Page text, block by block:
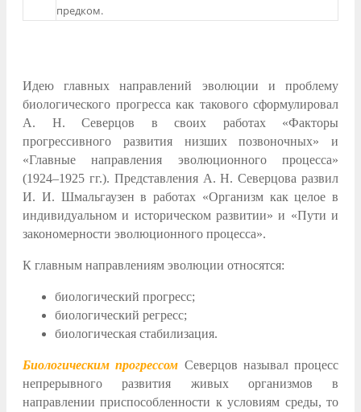
предком.
Идею главных направлений эволюции и проблему
биологического прогресса как такового сформулировал
А. Н. Северцов в своих работах «Факторы
прогрессивного развития низших позвоночных» и
«Главные направления эволюционного процесса»
(1924–1925 гг.). Представления А. Н. Северцова развил
И. И. Шмальгаузен в работах «Организм как целое в
индивидуальном и историческом развитии» и «Пути и
закономерности эволюционного процесса».
К главным направлениям эволюции относятся:
биологический прогресс;
биологический регресс;
биологическая стабилизация.
Биологическим прогрессом Северцов называл процесс
непрерывного развития живых организмов в
направлении приспособленности к условиям среды, то